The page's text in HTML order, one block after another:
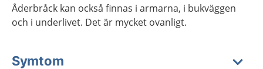
Åderbråck kan också finnas i armarna, i bukväggen
och i underlivet. Det är mycket ovanligt.
Symtom